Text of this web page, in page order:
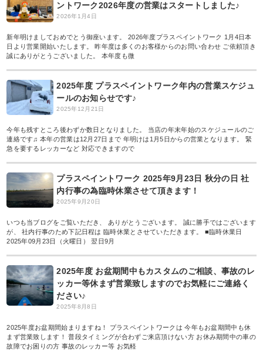
ントワーク2026年度の営業はスタートしました♪
2026年1月4日
新年明けましておめでとう御座います。 2026年度プラスペイントワーク 1月4日本
日より営業開始いたします。 昨年度は多くのお客様からのお問い合わせ ご依頼頂き
誠にありがとうございました。 本年度も微
2025年度 プラスペイントワーク年内の営業スケジュ
ールのお知らせです♪
2025年12月21日
今年も残すところ後わずか数日となりました。 当店の年末年始のスケジュールのご
連絡です♫ 本年の営業は12月27日まで 年明けは1月5日からの営業となります。 緊
急を要するレッカーなど 対応できますので
プラスペイントワーク 2025年9月23日 秋分の日 社
内行事の為臨時休業させて頂きます！
2025年9月20日
いつも当ブログをご覧いただき、 ありがとうございます。 誠に勝手ではございます
が、 社内行事のため下記日程は 臨時休業とさせていただきます。 ■臨時休業日
2025年09月23日（火曜日） 翌日9月
2025年度 お盆期間中もカスタムのご相談、事故のレ
ッカー等休まず営業致しますのでお気軽にご連絡く
ださい♪
2025年8月8日
2025年度お盆期間始まりますね！ プラスペイントワークは 今年もお盆期間中も休
まず営業致します！ 普段タイミングが合わずご来店頂けない方 お休み期間中の車の
故障でお困りの方 事故のレッカー等 お気軽